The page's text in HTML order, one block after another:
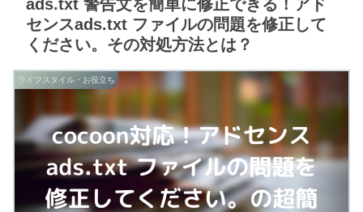
ads.txt 警告文を簡単に修正できる！アド
センスads.txt ファイルの問題を修正して
ください。その対処方法とは？
ライフスタイル・お役立ち